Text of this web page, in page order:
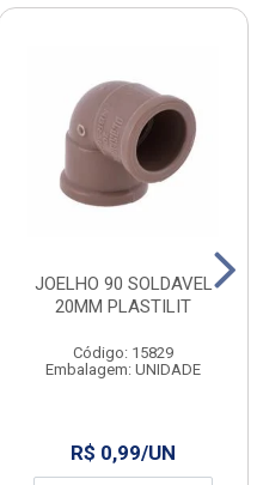
JOELHO 90 SOLDAVEL
20MM PLASTILIT
Código: 15829
Embalagem: UNIDADE
R$ 0,99/UN